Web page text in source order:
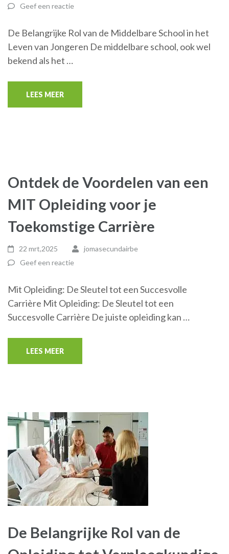
Geef een reactie
De Belangrijke Rol van de Middelbare School in het
Leven van Jongeren De middelbare school, ook wel
bekend als het …
LEES MEER
Ontdek de Voordelen van een
MIT Opleiding voor je
Toekomstige Carrière
22 mrt,2025
jomasecundairbe
Geef een reactie
Mit Opleiding: De Sleutel tot een Succesvolle
Carrière Mit Opleiding: De Sleutel tot een
Succesvolle Carrière De juiste opleiding kan …
LEES MEER
De Belangrijke Rol van de